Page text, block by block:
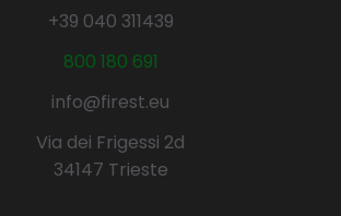
+39 040 311439
800 180 691
info@firest.eu
Via dei Frigessi 2d
34147 Trieste